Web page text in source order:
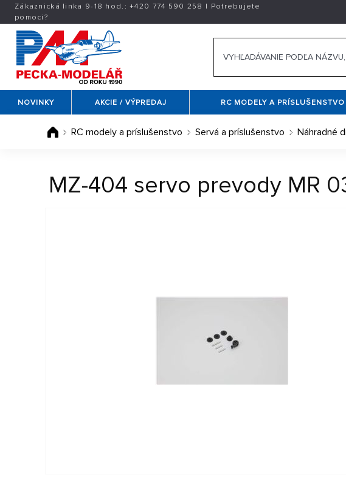
Zákaznická linka 9-18 hod.:+420 774 590 258 | Potrebujete
pomoci?
NOVINKY AKCIE / VÝPREDAJ RC MODELY A PRÍSLUŠENSTVO
RC modely a príslušenstvo Servá a príslušenstvo Náhradné
MZ-404 servo prevody MR